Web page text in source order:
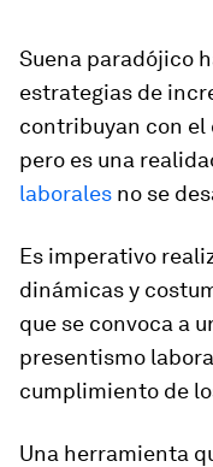
Suena paradójico
estrategias de
contribuyan con
pero es una
laborales no se
Es imperativo
dinámicas y
que se convoca a
presentismo
cumplimiento de
Una herramienta